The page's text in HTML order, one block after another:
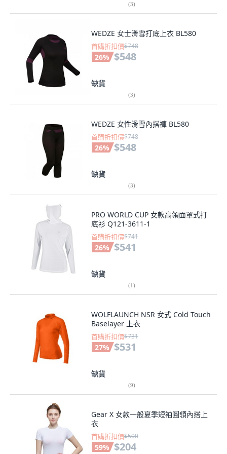
(3)
WEDZE 女士滑雪打底上衣 BL580
首購折扣價$748
26% $548
缺貨
(3)
WEDZE 女性滑雪內搭褲 BL580
首購折扣價$748
26% $548
缺貨
(3)
PRO WORLD CUP 女款高領面罩式打
底衫 Q121-3611-1
首購折扣價$741
26% $541
缺貨
(1)
WOLFLAUNCH NSR 女式 Cold Touch
Baselayer 上衣
首購折扣價$731
27% $531
缺貨
(9)
Gear X 女款一般夏季短袖圓領內搭上
衣
首購折扣價$500
59% $204